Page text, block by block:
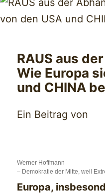
RAUS aus
Wie Europa
und CHINA
Ein Beitrag von
Werner Hoffmann
– Demokratie der Mitte, weil
Europa,